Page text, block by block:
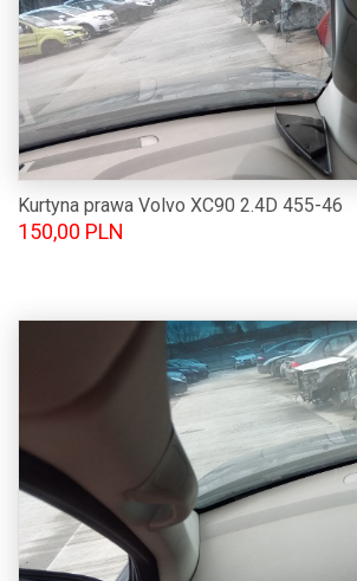
Kurtyna prawa Volvo XC90 2.4D 455-46
150,00 PLN